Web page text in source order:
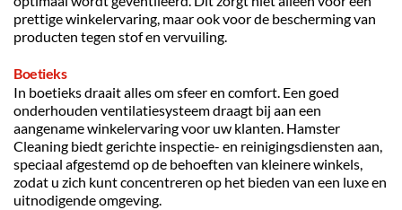
prettige winkelervaring, maar ook voor de bescherming van
producten tegen stof en vervuiling.
Boetieks
In boetieks draait alles om sfeer en comfort. Een goed
onderhouden ventilatiesysteem draagt bij aan een
aangename winkelervaring voor uw klanten. Hamster
Cleaning biedt gerichte inspectie- en reinigingsdiensten aan,
speciaal afgestemd op de behoeften van kleinere winkels,
zodat u zich kunt concentreren op het bieden van een luxe en
uitnodigende omgeving.